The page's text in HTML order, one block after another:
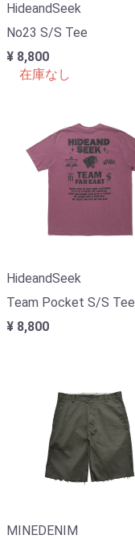
HideandSeek
No23 S/S Tee
¥ 8,800
在庫なし
HideandSeek
Team Pocket S/S Tee
¥ 8,800
MINEDENIM